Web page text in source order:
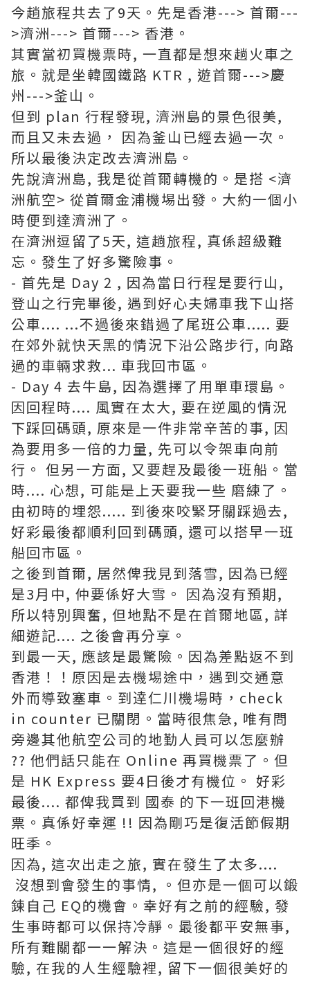
今趟旅程共去了9天。先是香港---> 首爾---
>濟洲---> 首爾---> 香港。
其實當初買機票時, 一直都是想來趟火車之
旅。就是坐韓國鐵路 KTR , 遊首爾--->慶
州--->釜山。
但到 plan 行程發現, 濟洲島的景色很美,
而且又未去過， 因為釜山已經去過一次。
所以最後決定改去濟洲島。
先說濟洲島, 我是從首爾轉機的。是搭 <濟
洲航空> 從首爾金浦機埸出發。大約一個小
時便到達濟洲了。
在濟洲逗留了5天, 這趟旅程, 真係超級難
忘。發生了好多驚險事。
- 首先是 Day 2 , 因為當日行程是要行山,
登山之行完畢後, 遇到好心夫婦車我下山搭
公車.... ...不過後來錯過了尾班公車..... 要
在郊外就快天黑的情況下沿公路步行, 向路
過的車輛求救... 車我回市區。
- Day 4 去牛島, 因為選擇了用單車環島。
因回程時.... 風實在太大, 要在逆風的情況
下踩回碼頭, 原來是一件非常辛苦的事, 因
為要用多一倍的力量, 先可以令架車向前
行。 但另一方面, 又要趕及最後一班船。當
時.... 心想, 可能是上天要我一些 磨練了。
由初時的埋怨..... 到後來咬緊牙關踩過去,
好彩最後都順利回到碼頭, 還可以搭早一班
船回市區。
之後到首爾, 居然俾我見到落雪, 因為已經
是3月中, 仲要係好大雪。 因為沒有預期,
所以特別興奮, 但地點不是在首爾地區, 詳
細遊記.... 之後會再分享。
到最一天, 應該是最驚險。因為差點返不到
香港！！原因是去機埸途中，遇到交通意
外而導致塞車。到逹仁川機場時，check
in counter 已關閉。當時很焦急, 唯有問
旁邊其他航空公司的地勤人員可以怎麼辦
?? 他們話只能在 Online 再買機票了。但
是 HK Express 要4日後才有機位。 好彩
最後.... 都俾我買到 國泰 的下一班回港機
票。真係好幸運 !! 因為剛巧是復活節假期
旺季。
因為, 這次出走之旅, 實在發生了太多....
沒想到會發生的事情, 。但亦是一個可以鍛
鍊自己 EQ的機會。幸好有之前的經驗, 發
生事時都可以保持冷靜。最後都平安無事,
所有難關都一一解決。這是一個很好的經
驗, 在我的人生經驗裡, 留下一個很美好的